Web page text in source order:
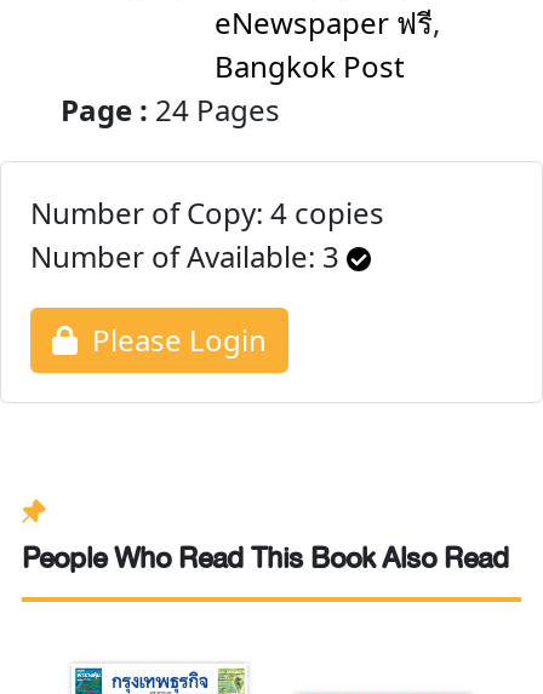
eNewspaper ฟรี,
Bangkok Post
Page : 24 Pages
Number of Copy: 4 copies
Number of Available: 3
Please Login
People Who Read This Book Also Read